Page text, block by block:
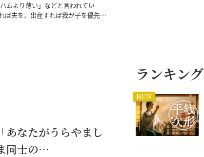
ムより薄い」などと言われてい
ば夫を、出産すれば我が子を優先…
あなたがうらやまし
同士の…
ランキング
NEW